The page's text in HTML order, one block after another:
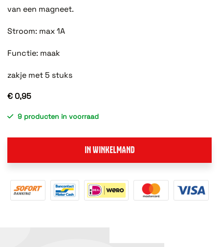
van een magneet.
Stroom: max 1A
Functie: maak
zakje met 5 stuks
€ 0,95
9 producten in voorraad
IN WINKELMAND